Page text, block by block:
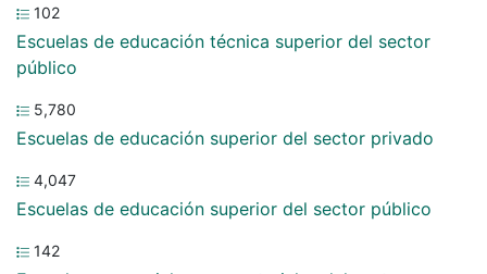
102
Escuelas de educación técnica superior del sector
público
5,780
Escuelas de educación superior del sector privado
4,047
Escuelas de educación superior del sector público
142